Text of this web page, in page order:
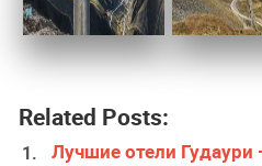
Related Posts:
Лучшие отели